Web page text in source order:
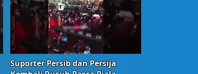
Suporter Persib dan Persija